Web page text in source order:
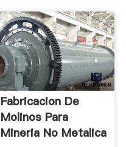
Fabricacion De
Molinos Para
Mineria No Metalica